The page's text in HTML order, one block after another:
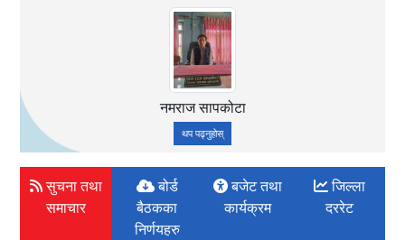
थप पढ्नुहोस्
जिल्ला समन्वय अधिकारी
नमराज सापकोटा